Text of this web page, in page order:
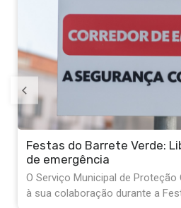
do Barrete Verde: Liberte
Municipal de Proteção Civil apela
colaboração durante a Festa do